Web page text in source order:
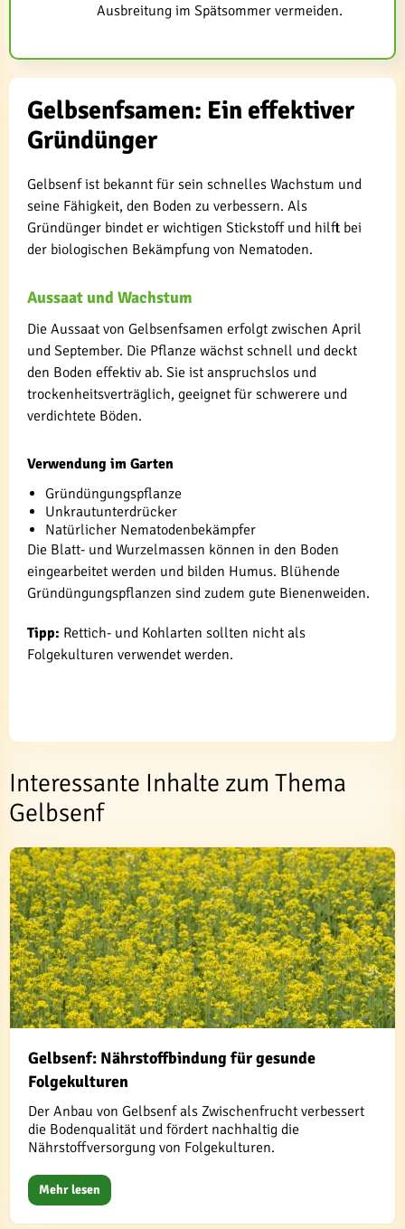
Ausbreitung im Spätsommer vermeiden.
Gelbsenfsamen: Ein effektiver
Gründünger
Gelbsenf ist bekannt für sein schnelles Wachstum und
seine Fähigkeit, den Boden zu verbessern. Als
Gründünger bindet er wichtigen Stickstoff und hilft bei
der biologischen Bekämpfung von Nematoden.
Aussaat und Wachstum
Die Aussaat von Gelbsenfsamen erfolgt zwischen April
und September. Die Pflanze wächst schnell und deckt
den Boden effektiv ab. Sie ist anspruchslos und
trockenheitsverträglich, geeignet für schwerere und
verdichtete Böden.
Verwendung im Garten
Gründüngungspflanze
Unkrautunterdrücker
Natürlicher Nematodenbekämpfer
Die Blatt- und Wurzelmassen können in den Boden
eingearbeitet werden und bilden Humus. Blühende
Gründüngungspflanzen sind zudem gute Bienenweiden.
Tipp: Rettich- und Kohlarten sollten nicht als
Folgekulturen verwendet werden.
Interessante Inhalte zum Thema
Gelbsenf
Gelbsenf: Nährstoffbindung für gesunde
Folgekulturen
Der Anbau von Gelbsenf als Zwischenfrucht verbessert
die Bodenqualität und fördert nachhaltig die
Nährstoffversorgung von Folgekulturen.
Mehr lesen